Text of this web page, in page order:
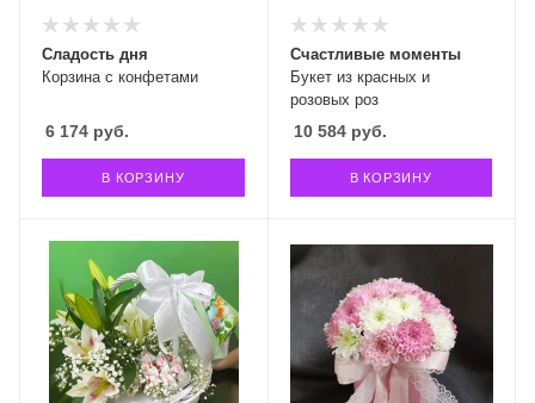
Корзина с конфетами
Сладость дня
6 174 руб.
В КОРЗИНУ
Букет из красных и
розовых роз
Счастливые моменты
10 584руб.
В КОРЗИНУ